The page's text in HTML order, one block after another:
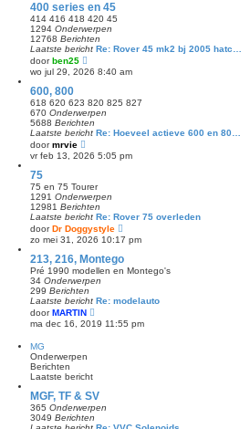
e
b
e
r
i
h
j
k
l
a
s
b
e
i
h
400 series en 45
414 416 418 420 45
1294 Onderwerpen
12768 Berichten
Laatste bericht Re: Rover 45 mk2 bj 2005 hatc…
doorben25
e
k
k
l
a
a
s
b
e
r
i
c
h
wo jul 29, 2026 8:40 am
600, 800
618 620 623 820 825 827
670 Onderwerpen
5688 Berichten
Laatste bericht Re: Hoeveel actieve 600 en 80…
doormrvie
e
k
k
l
a
a
t
s
e
b
e
r
i
c
h
vr feb 13, 2026 5:05 pm
75
75 en 75 Tourer
1291 Onderwerpen
12981 Berichten
Laatste bericht Re: Rover 75 overleden
doorDr Doggystyle
e
k
i
j
k
a
s
zo mei 31, 2026 10:17 pm
213, 216, Montego
Pré 1990 modellen en Montego's
34 Onderwerpen
299 Berichten
Laatste bericht Re: modelauto
doorMARTIN
e
k
a
t
s
ma dec 16, 2019 11:55 pm
MG
Onderwerpen
Berichten
Laatste bericht
MGF, TF & SV
365 Onderwerpen
3049 Berichten